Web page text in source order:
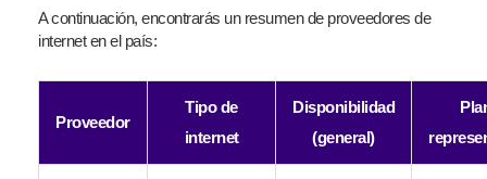
A continuación, encontrarás un resumen de proveedores de
internet en el país:
Proveedor
Tipo de
internet
Disponibilidad
(general)